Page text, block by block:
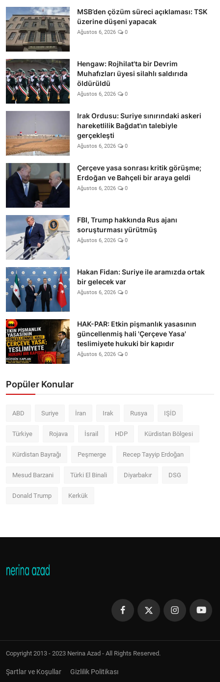
MSB’den çözüm süreci açıklaması: TSK
üzerine düşeni yapacak
Ağustos 6, 2026 0
Hengaw: Rojhilat'ta bir Devrim
Muhafızları üyesi silahlı saldırıda
öldürüldü
Ağustos 6, 2026 0
Irak Ordusu: Suriye sınırındaki askeri
hareketlilik Bağdat'ın talebiyle
gerçekleşti
Ağustos 6, 2026 0
Çerçeve yasa sonrası kritik görüşme;
Erdoğan ve Bahçeli bir araya geldi
Ağustos 6, 2026 0
FBI, Trump hakkında Rus ajanı
soruşturması yürütmüş
Ağustos 6, 2026 0
Hakan Fidan: Suriye ile aramızda ortak
bir gelecek var
Ağustos 6, 2026 0
HAK-PAR: Etkin pişmanlık yasasının
güncellenmiş hali 'Çerçeve Yasa'
teslimiyete hukuki bir kapıdır
Ağustos 6, 2026 0
Popüler Konular
ABD Suriye İran Irak Rusya IŞİD
Türkiye Rojava İsrail HDP Kürdistan Bölgesi
Kürdistan Bayrağı Peşmerge Recep Tayyip Erdoğan
Mesud Barzani Türki El Binali Diyarbakır DSG
Donald Trump Kerkük
Copyright 2013 - 2023 Nerina Azad - All Rights Reserved.
Şartlar ve Koşullar Gizlilik Politikası